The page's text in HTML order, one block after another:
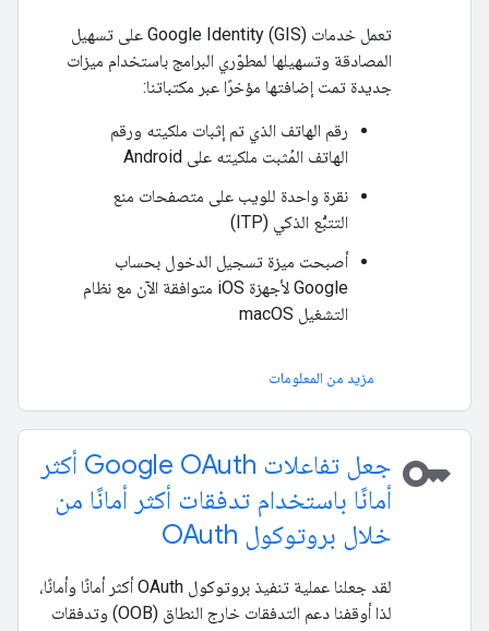
تعمل خدمات Google Identity (GIS) على تسهيل
المصادقة وتسهيلها لمطوّري البرامج باستخدام ميزات
جديدة تمت إضافتها مؤخرًا عبر مكتباتنا:
رقم الهاتف الذي تم إثبات ملكيته ورقم
الهاتف المُثبت ملكيته على Android
نقرة واحدة للويب على متصفحات منع
التتبُّع الذكي (ITP)
أصبحت ميزة تسجيل الدخول بحساب
Google لأجهزة iOS متوافقة الآن مع نظام
التشغيل macOS
مزيد من المعلومات
key
جعل تفاعلات Google OAuth أكثر
أمانًا باستخدام تدفقات أكثر أمانًا من
خلال بروتوكول OAuth
لقد جعلنا عملية تنفيذ بروتوكول OAuth أكثر أمانًا وأمانًا،
لذا أوقفنا دعم التدفقات خارج النطاق (OOB) وتدفقات